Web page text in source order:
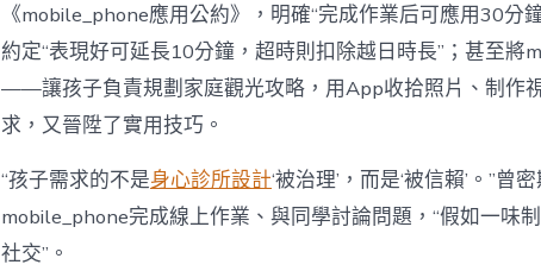
《mobile_phone應用公約》，明確“完成作業后可應用30分
約定“表現好可延長10分鐘，超時則扣除越日時長”；甚至將
——讓孩子負責規劃家庭觀光攻略，用App收拾照片、制作
求，又晉陞了實用技巧。
“孩子需求的不是身心診所設計‘被治理’，而是‘被信賴’。”曾
mobile_phone完成線上作業、與同學討論問題，“假如一味
社交”。